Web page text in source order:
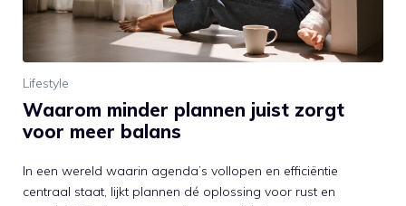
Lifestyle
Waarom minder plannen juist zorgt
voor meer balans
In een wereld waarin agenda’s vollopen en efficiëntie
centraal staat, lijkt plannen dé oplossing voor rust en